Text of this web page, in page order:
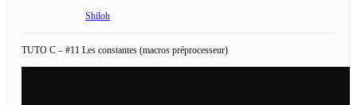
Shiloh
TUTO C – #11 Les constantes (macros préprocesseur)